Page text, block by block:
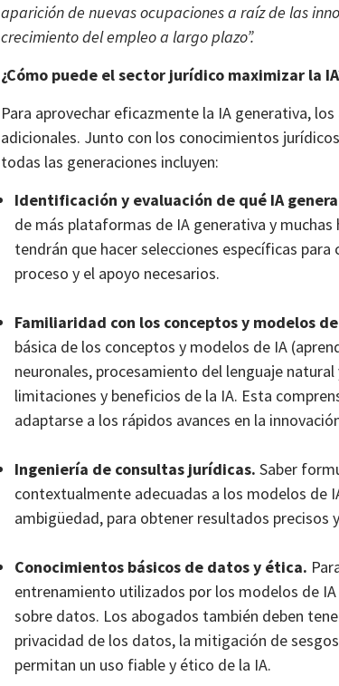
aparición de nuevas ocupaciones a raíz de las
crecimiento del empleo a largo plazo”.
¿Cómo puede el sector jurídico maximizar la
Para aprovechar eficazmente la IA generativa,
adicionales. Junto con los conocimientos
todas las generaciones incluyen:
Identificación y evaluación de qué IA
de más plataformas de IA generativa y
tendrán que hacer selecciones específicas
proceso y el apoyo necesarios.
Familiaridad con los conceptos y modelos de
básica de los conceptos y modelos de IA
neuronales, procesamiento del lenguaje
limitaciones y beneficios de la IA. Esta
adaptarse a los rápidos avances en la
Ingeniería de consultas jurídicas. Saber
contextualmente adecuadas a los modelos de
ambigüedad, para obtener resultados precisos
Conocimientos básicos de datos y ética.
entrenamiento utilizados por los modelos de
sobre datos. Los abogados también deben
privacidad de los datos, la mitigación de
permitan un uso fiable y ético de la IA.